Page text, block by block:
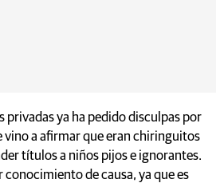
privadas ya ha pedido disculpas por
vino a afirmar que eran chiringuitos
títulos a niños pijos e ignorantes.
conocimiento de causa, ya que es